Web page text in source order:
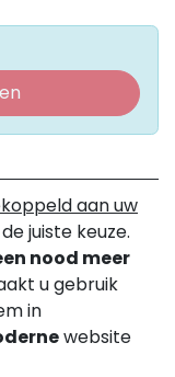
aan uw
juiste keuze.
nood meer
u gebruik
in
website